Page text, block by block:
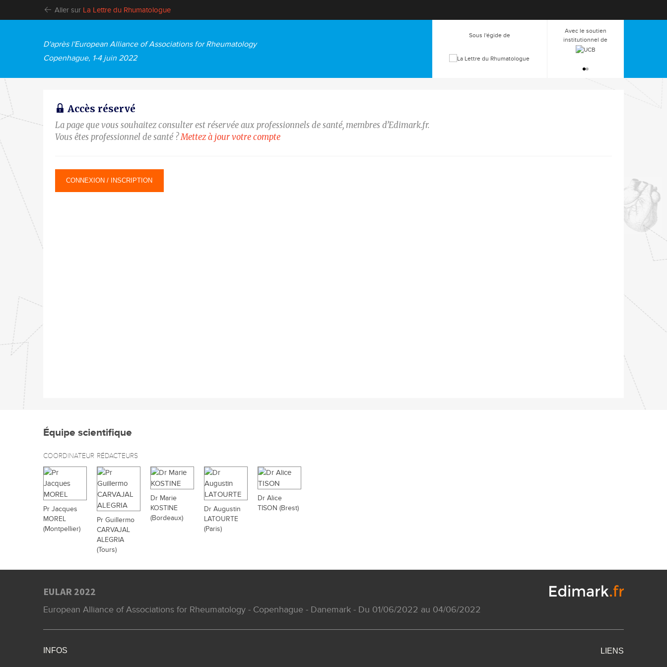
Aller sur La Lettre du Rhumatologue
D'après l'European Alliance of Associations for Rheumatology
Copenhague, 1-4 juin 2022
Sous l'égide de
Avec le soutien
institutionnel de
Avec le soutien
institutionnel de
Accès réservé
La page que vous souhaitez consulter est réservée aux professionnels de santé, membres d’Edimark.fr.
Vous êtes professionnel de santé ?Mettez à jour votre compte
CONNEXION / INSCRIPTION
Équipe scientifique
COORDINATEUR
Pr Jacques
MOREL
(Montpellier)
RÉDACTEURS
Pr Guillermo
CARVAJAL
ALEGRIA
(Tours)
Dr Marie
KOSTINE
(Bordeaux)
Dr Augustin
LATOURTE
(Paris)
Dr Alice
TISON (Brest)
EULAR 2022
European Alliance of Associations for Rheumatology - Copenhague - Danemark - Du 01/06/2022 au 04/06/2022
INFOS LIENS